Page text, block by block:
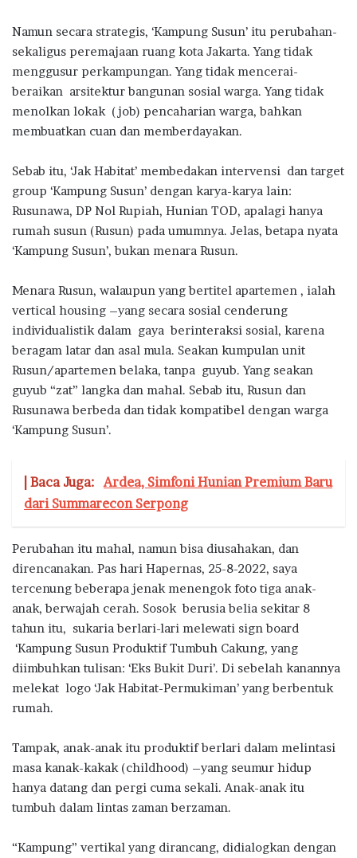
Namun secara strategis, ‘Kampung Susun’ itu perubahan-
sekaligus peremajaan ruang kota Jakarta. Yang tidak
menggusur perkampungan. Yang tidak mencerai-
beraikan arsitektur bangunan sosial warga. Yang tidak
menolkan lokak (job) pencaharian warga, bahkan
membuatkan cuan dan memberdayakan.
Sebab itu, ‘Jak Habitat’ membedakan intervensi dan target
group ‘Kampung Susun’ dengan karya-karya lain:
Rusunawa, DP Nol Rupiah, Hunian TOD, apalagi hanya
rumah susun (Rusun) pada umumnya. Jelas, betapa nyata
‘Kampung Susun’, bukan menara Rusun.
Menara Rusun, walaupun yang bertitel apartemen , ialah
vertical housing –yang secara sosial cenderung
individualistik dalam gaya berinteraksi sosial, karena
beragam latar dan asal mula. Seakan kumpulan unit
Rusun/apartemen belaka, tanpa guyub. Yang seakan
guyub “zat” langka dan mahal. Sebab itu, Rusun dan
Rusunawa berbeda dan tidak kompatibel dengan warga
‘Kampung Susun’.
| Baca Juga: Ardea, Simfoni Hunian Premium Baru
dari Summarecon Serpong
Perubahan itu mahal, namun bisa diusahakan, dan
direncanakan. Pas hari Hapernas, 25-8-2022, saya
tercenung beberapa jenak menengok foto tiga anak-
anak, berwajah cerah. Sosok berusia belia sekitar 8
tahun itu, sukaria berlari-lari melewati sign board
‘Kampung Susun Produktif Tumbuh Cakung, yang
diimbuhkan tulisan: ‘Eks Bukit Duri’. Di sebelah kanannya
melekat logo ‘Jak Habitat-Permukiman’ yang berbentuk
rumah.
Tampak, anak-anak itu produktif berlari dalam melintasi
masa kanak-kakak (childhood) –yang seumur hidup
hanya datang dan pergi cuma sekali. Anak-anak itu
tumbuh dalam lintas zaman berzaman.
“Kampung” vertikal yang dirancang, didialogkan dengan